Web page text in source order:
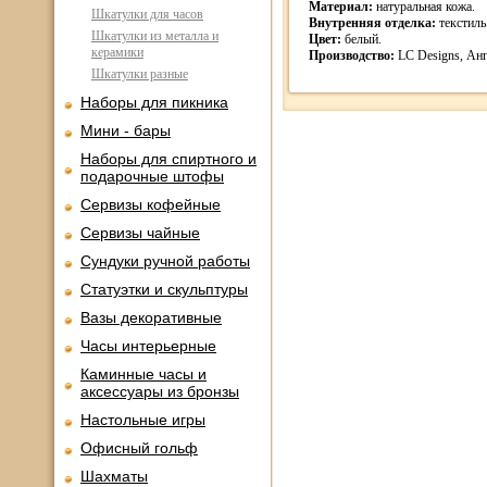
Шкатулки для часов
Шкатулки из металла и
керамики
Шкатулки разные
Наборы для пикника
Мини - бары
Наборы для спиртного и
подарочные штофы
Сервизы кофейные
Сервизы чайные
Сундуки ручной работы
Статуэтки и скульптуры
Вазы декоративные
Часы интерьерные
Каминные часы и
аксессуары из бронзы
Настольные игры
Офисный гольф
Шахматы
Материал: натуральная кожа.
Внутренняя отделка: текстиль.
Цвет: белый.
Производство: LC Designs,